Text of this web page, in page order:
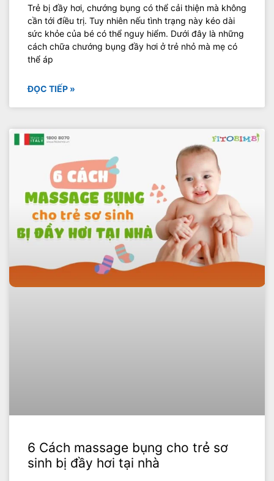
Trẻ bị đầy hơi, chướng bụng có thể cải thiện mà không
cần tới điều trị. Tuy nhiên nếu tình trạng này kéo dài
sức khỏe của bé có thể nguy hiểm. Dưới đây là những
cách chữa chướng bụng đầy hơi ở trẻ nhỏ mà mẹ có
thể áp
ĐỌC TIẾP »
6 Cách massage bụng cho trẻ sơ
sinh bị đầy hơi tại nhà